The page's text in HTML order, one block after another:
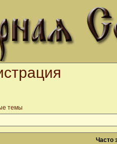
темы
Часто